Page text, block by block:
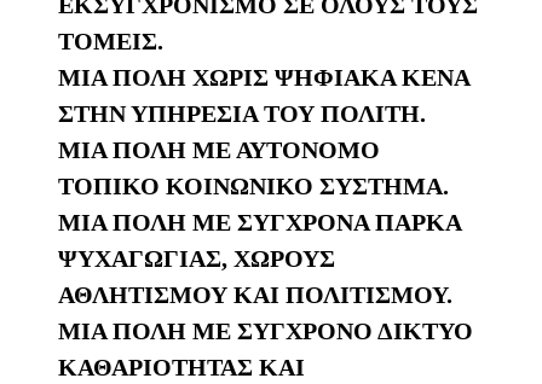
ΤΟΜΕΙΣ.
ΜΙΑ ΠΟΛΗ ΧΩΡΙΣ ΨΗΦΙΑΚΑ ΚΕΝΑ
ΣΤΗΝ ΥΠΗΡΕΣΙΑ ΤΟΥ ΠΟΛΙΤΗ.
ΜΙΑ ΠΟΛΗ ΜΕ ΑΥΤΟΝΟΜΟ
ΤΟΠΙΚΟ ΚΟΙΝΩΝΙΚΟ ΣΥΣΤΗΜΑ.
ΜΙΑ ΠΟΛΗ ΜΕ ΣΥΓΧΡΟΝΑ ΠΑΡΚΑ
ΨΥΧΑΓΩΓΙΑΣ, ΧΩΡΟΥΣ
ΑΘΛΗΤΙΣΜΟΥ ΚΑΙ ΠΟΛΙΤΙΣΜΟΥ.
ΜΙΑ ΠΟΛΗ ΜΕ ΣΥΓΧΡΟΝΟ ΔΙΚΤΥΟ
ΚΑΘΑΡΙΟΤΗΤΑΣ ΚΑΙ